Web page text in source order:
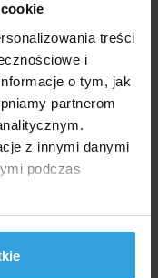
treści
i
o tym, jak
partnerom
z innymi danymi
podczas
38mm
szt